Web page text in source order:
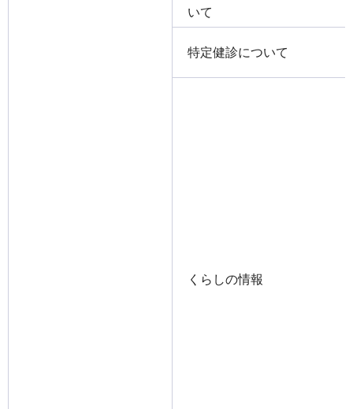
いて
特定健診について
くらしの情報